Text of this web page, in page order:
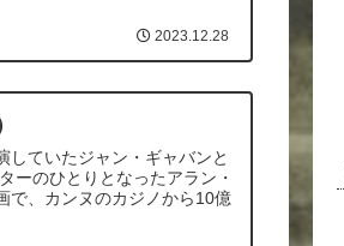
2023.12.28
していたジャン・ギャバンと
ーのひとりとなったアラン・
で、カンヌのカジノから10億